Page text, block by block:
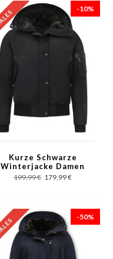
-10%
Kurze Schwarze
Winterjacke Damen
mit Kapuzen
199,99 € 179,99 €
-50%